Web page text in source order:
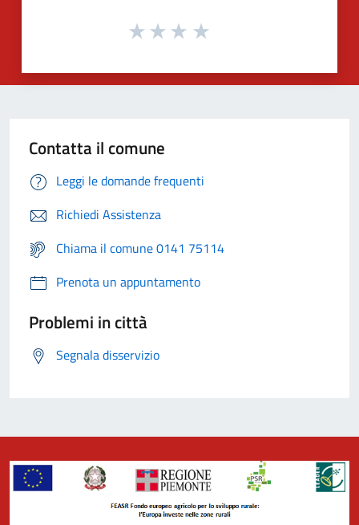
Contatta il comune
Leggi le domande frequenti
Richiedi Assistenza
Chiama il comune 0141 75114
Prenota un appuntamento
Problemi in città
Segnala disservizio